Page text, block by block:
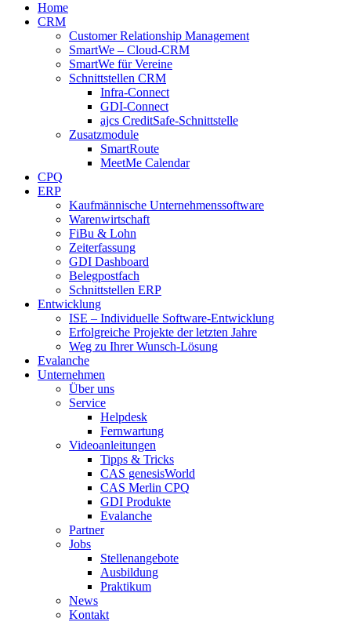
Home
CRM
Customer Relationship Management
SmartWe – Cloud-CRM
SmartWe für Vereine
Schnittstellen CRM
Infra-Connect
GDI-Connect
ajcs CreditSafe-Schnittstelle
Zusatzmodule
SmartRoute
MeetMe Calendar
CPQ
ERP
Kaufmännische Unternehmenssoftware
Warenwirtschaft
FiBu & Lohn
Zeiterfassung
GDI Dashboard
Belegpostfach
Schnittstellen ERP
Entwicklung
ISE – Individuelle Software-Entwicklung
Erfolgreiche Projekte der letzten Jahre
Weg zu Ihrer Wunsch-Lösung
Evalanche
Unternehmen
Über uns
Service
Helpdesk
Fernwartung
Videoanleitungen
Tipps & Tricks
CAS genesisWorld
CAS Merlin CPQ
GDI Produkte
Evalanche
Partner
Jobs
Stellenangebote
Ausbildung
Praktikum
News
Kontakt